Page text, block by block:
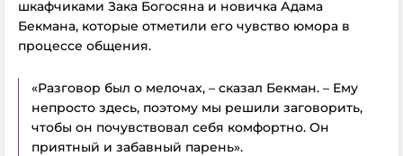
шкафчиками Зака Богосяна и новичка Адама
Бекмана, которые отметили его чувство юмора в
процессе общения.
«Разговор был о мелочах, – сказал Бекман. – Ему
непросто здесь, поэтому мы решили заговорить,
чтобы он почувствовал себя комфортно. Он
приятный и забавный парень».